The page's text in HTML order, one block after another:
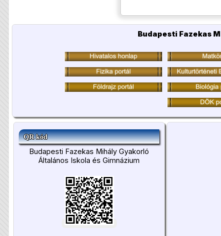
Budapesti Fazekas
QR kód
Budapesti Fazekas Mihály Gyakorló
Általános Iskola és Gimnázium